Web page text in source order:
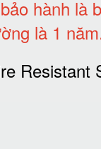
hành là
là 1 năm